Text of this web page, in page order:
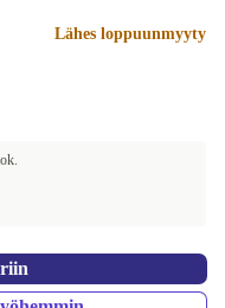
Lähes loppuunmyyty